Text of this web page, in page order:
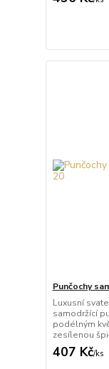
Punčochy
Luxusní
samodržící
podélným
zesílenou
407 Kč/ks